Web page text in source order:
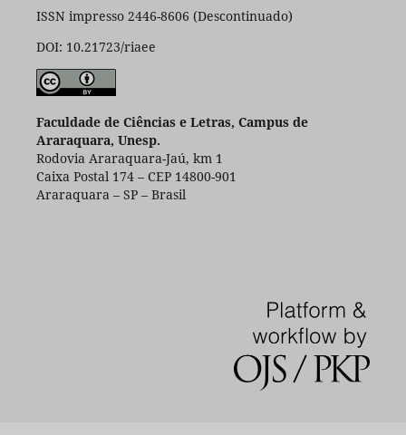
ISSN impresso 2446-8606 (Descontinuado)
DOI: 10.21723/riaee
Faculdade de Ciências e Letras, Campus de
Araraquara, Unesp.
Rodovia Araraquara-Jaú, km 1
Caixa Postal 174 – CEP 14800-901
Araraquara – SP – Brasil